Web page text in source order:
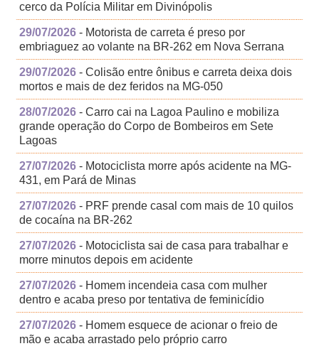
cerco da Polícia Militar em Divinópolis
29/07/2026 - Motorista de carreta é preso por
embriaguez ao volante na BR-262 em Nova Serrana
29/07/2026 - Colisão entre ônibus e carreta deixa dois
mortos e mais de dez feridos na MG-050
28/07/2026 - Carro cai na Lagoa Paulino e mobiliza
grande operação do Corpo de Bombeiros em Sete
Lagoas
27/07/2026 - Motociclista morre após acidente na MG-
431, em Pará de Minas
27/07/2026 - PRF prende casal com mais de 10 quilos
de cocaína na BR-262
27/07/2026 - Motociclista sai de casa para trabalhar e
morre minutos depois em acidente
27/07/2026 - Homem incendeia casa com mulher
dentro e acaba preso por tentativa de feminicídio
27/07/2026 - Homem esquece de acionar o freio de
mão e acaba arrastado pelo próprio carro